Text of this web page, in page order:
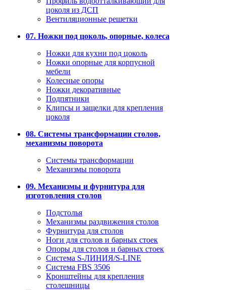
цоколя из ДСП
Вентиляционные решетки
07. Ножки под цоколь, опорные, колеса
Ножки для кухни под цоколь
Ножки опорные для корпусной
мебели
Колесные опоры
Ножки декоративные
Подпятники
Клипсы и защелки для крепления
цоколя
08. Системы трансформации столов,
механизмы поворота
Системы трансформации
Механизмы поворота
09. Механизмы и фурнитура для
изготовления столов
Подстолья
Механизмы раздвижения столов
Фурнитура для столов
Ноги для столов и барных стоек
Опоры для столов и барных стоек
Система S-ЛИНИЯ/S-LINE
Система FBS 3506
Кронштейны для крепления
столешницы